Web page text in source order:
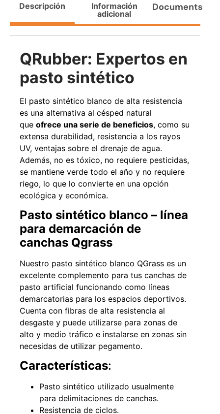
Descripción
Información
adicional
Documents
QRubber: Expertos en
pasto sintético
El pasto sintético blanco de alta resistencia
es una alternativa al césped natural
que ofrece una serie de beneficios, como su
extensa durabilidad, resistencia a los rayos
UV, ventajas sobre el drenaje de agua.
Además, no es tóxico, no requiere pesticidas,
se mantiene verde todo el año y no requiere
riego, lo que lo convierte en una opción
ecológica y económica.
Pasto sintético blanco – línea
para demarcación de
canchas Qgrass
Nuestro pasto sintético blanco QGrass es un
excelente complemento para tus canchas de
pasto artificial funcionando como líneas
demarcatorias para los espacios deportivos.
Cuenta con fibras de alta resistencia al
desgaste y puede utilizarse para zonas de
alto y medio tráfico e instalarse en zonas sin
necesidas de utilizar pegamento.
Características:
Pasto sintético utilizado usualmente
para delimitaciones de canchas.
Resistencia de ciclos.
Pasto sintético ornamental
Importado USA: Paradise
densidad 42mm Rollo
4,57*15,24mts
$1.427.544
Leer más
Apilador manual ancho
ajustable Capacidad 1tn Lev.
2,5mts
$ 1.875.535
$ 1.167.990
Agregar al carrito
49%
Pasto sintético ornamental
Importado USA: Summer
densidad 35mm Rollo
4,57*30,48mts
$2.002.243
Leer más
Empaquetadura 1/4" 6.4mm
hypalon sin tela 3 MPA
$1.192.666